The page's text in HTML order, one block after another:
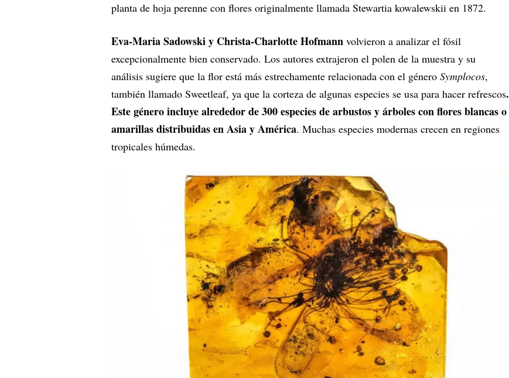
planta de hoja perenne con flores originalmente llamada Stewartia kowalewskii en 1872.
Eva-Maria Sadowski y Christa-Charlotte Hofmann volvieron a analizar el fósil
excepcionalmente bien conservado. Los autores extrajeron el polen de la muestra y su
análisis sugiere que la flor está más estrechamente relacionada con el género Symplocos,
también llamado Sweetleaf, ya que la corteza de algunas especies se usa para hacer refrescos.
Este género incluye alrededor de 300 especies de arbustos y árboles con flores blancas o
amarillas distribuidas en Asia y América. Muchas especies modernas crecen en regiones
tropicales húmedas.